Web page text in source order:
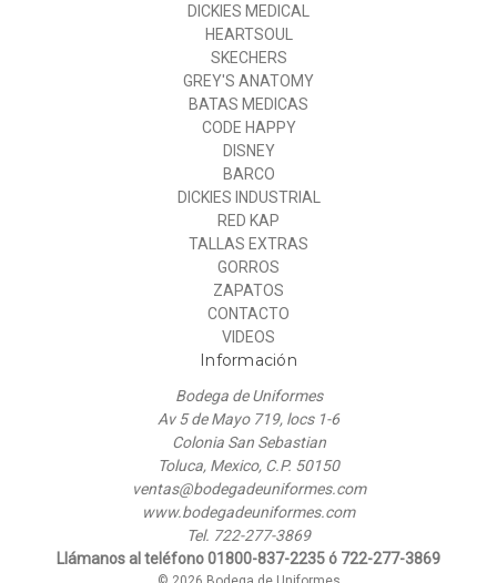
DICKIES MEDICAL
HEARTSOUL
SKECHERS
GREY'S ANATOMY
BATAS MEDICAS
CODE HAPPY
DISNEY
BARCO
DICKIES INDUSTRIAL
RED KAP
TALLAS EXTRAS
GORROS
ZAPATOS
CONTACTO
VIDEOS
Información
Bodega de Uniformes
Av 5 de Mayo 719, locs 1-6
Colonia San Sebastian
Toluca, Mexico, C.P. 50150
ventas@bodegadeuniformes.com
www.bodegadeuniformes.com
Tel. 722-277-3869
Llámanos al teléfono 01800-837-2235 ó 722-277-3869